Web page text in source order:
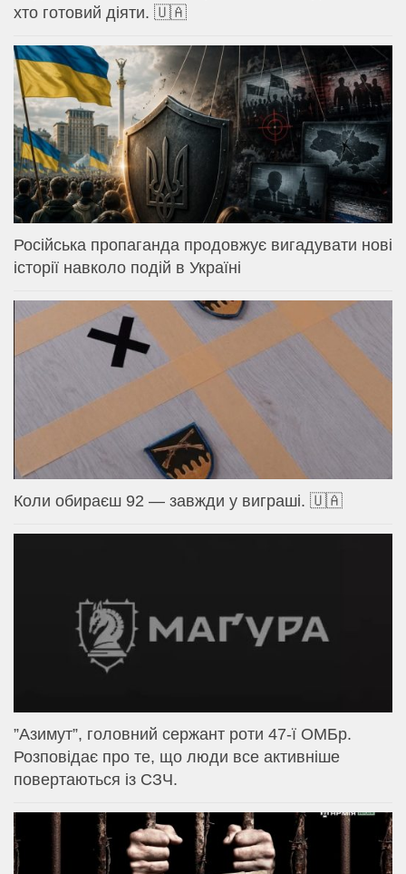
хто готовий діяти. 🇺🇦
Російська пропаганда продовжує вигадувати нові
історії навколо подій в Україні
Коли обираєш 92 — завжди у виграші. 🇺🇦
⁨”Азимут”, головний сержант роти 47-ї ОМБр.
Розповідає про те, що люди все активніше
повертаються із СЗЧ.